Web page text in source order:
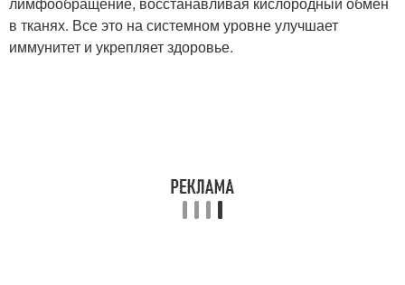
в тканях. Все это на системном уровне улучшает
иммунитет и укрепляет здоровье.